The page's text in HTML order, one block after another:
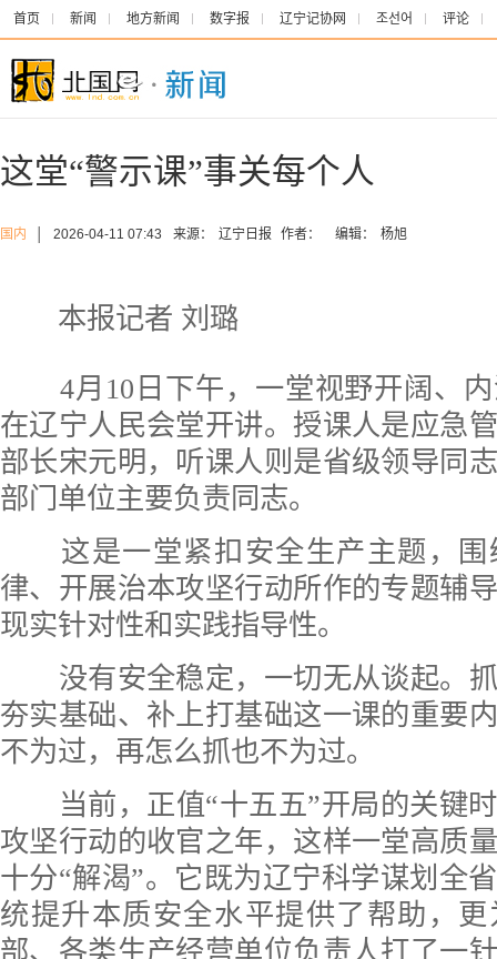
首页 新闻 地方新闻 数字报 辽宁记协网 조선어 评论
这堂“警示课”事关每个人
国内 2026-04-11 07:43 来源： 辽宁日报 作者： 编辑： 杨旭
本报记者 刘璐
4月10日下午，一堂视野开阔、内
在辽宁人民会堂开讲。授课人是应急
部长宋元明，听课人则是省级领导同
部门单位主要负责同志。
这是一堂紧扣安全生产主题，围
律、开展治本攻坚行动所作的专题辅
现实针对性和实践指导性。
没有安全稳定，一切无从谈起。抓
夯实基础、补上打基础这一课的重要
不为过，再怎么抓也不为过。
当前，正值“十五五”开局的关键时
攻坚行动的收官之年，这样一堂高质
十分“解渴”。它既为辽宁科学谋划全
统提升本质安全水平提供了帮助，
部、各类生产经营单位负责人打了一